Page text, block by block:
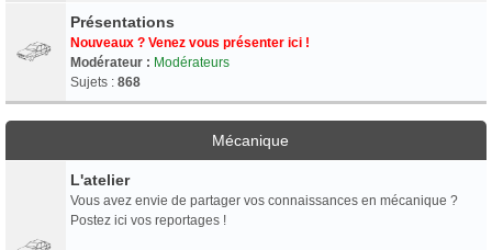
Présentations
Nouveaux ? Venez vous présenter ici !
Modérateur : Modérateurs
Sujets : 868
Mécanique
L'atelier
Vous avez envie de partager vos connaissances en mécanique ?
Postez ici vos reportages !